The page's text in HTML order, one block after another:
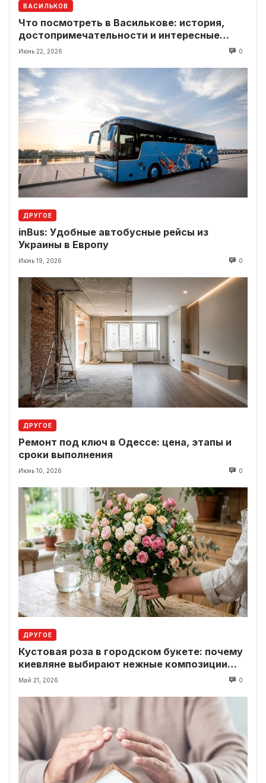
ВАСИЛЬКОВ
Что посмотреть в Василькове: история,
достопримечательности и интересные
локации рядом
Июнь 22, 2026 0
ДРУГОЕ
inBus: Удобные автобусные рейсы из
Украины в Европу
Июнь 19, 2026 0
ДРУГОЕ
Ремонт под ключ в Одессе: цена, этапы и
сроки выполнения
Июнь 10, 2026 0
ДРУГОЕ
Кустовая роза в городском букете: почему
киевляне выбирают нежные композиции
вместо классики
Май 21, 2026 0